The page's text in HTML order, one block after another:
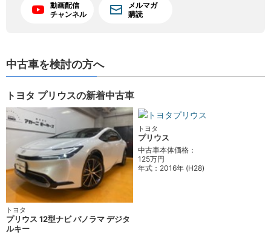
動画配信
チャンネル
メルマガ
購読
中古車を検討の方へ
トヨタ プリウスの新着中古車
トヨタ
プリウス 12型ナビ パノラマ デジタ
ルキー
トヨタ
プリウス
中古車本体価格：
125万円
年式： 2016年 (H28)